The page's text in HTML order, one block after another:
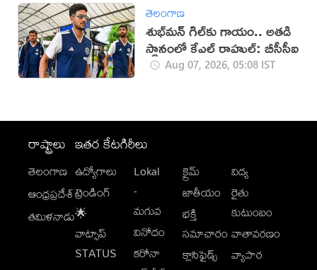
తెలంగాణ
శుభ్‌మన్‌ గిల్‌కు గాయం.. అతడి
స్థానంలో కేఎల్ రాహుల్: బీసీసీఐ
Aug 07, 2026, 05:08 IST
రాష్ట్రాలు
తెలంగాణ
ఆంధ్రప్రదేశ్
తమిళనాడు
ఇతర కేటగిరీలు
ఉద్యోగాలు
ట్రెండింగ్
🌟
వాట్సాప్
STATUS
Lokal
-
మగువ
వినోదం
కరోనా
క్రైమ్
జాతీయం
భక్తి
సమాచారం
క్లాసిఫైడ్స్
విద్య
రైతు
కుటుంబం
వాతావరణం
వ్యాపార